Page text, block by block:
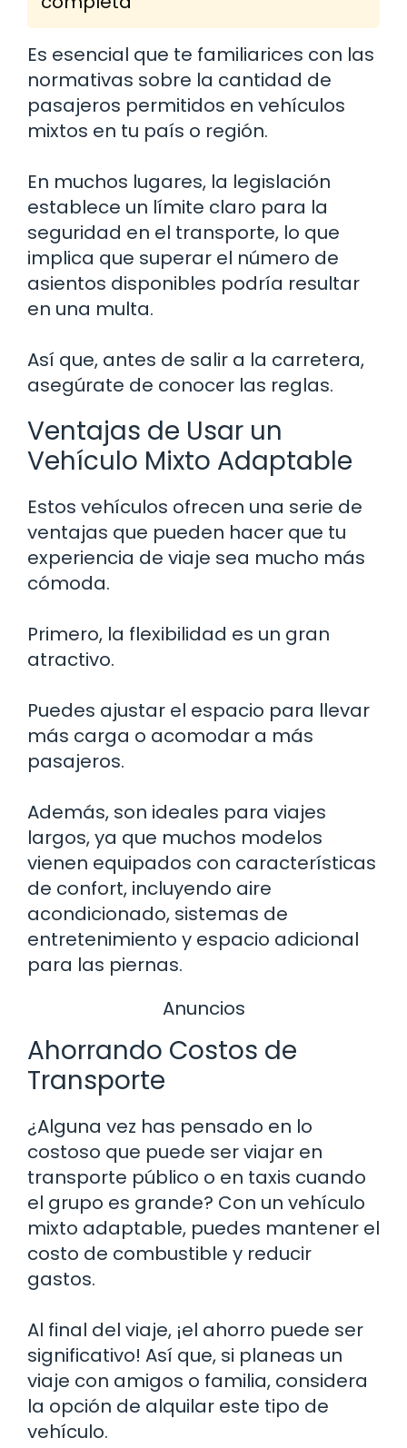
Es esencial que te familiarices con las
normativas sobre la cantidad de
pasajeros permitidos en vehículos
mixtos en tu país o región.
En muchos lugares, la legislación
establece un límite claro para la
seguridad en el transporte, lo que
implica que superar el número de
asientos disponibles podría resultar
en una multa.
Así que, antes de salir a la carretera,
asegúrate de conocer las reglas.
Ventajas de Usar un
Vehículo Mixto Adaptable
Estos vehículos ofrecen una serie de
ventajas que pueden hacer que tu
experiencia de viaje sea mucho más
cómoda.
Primero, la flexibilidad es un gran
atractivo.
Puedes ajustar el espacio para llevar
más carga o acomodar a más
pasajeros.
Además, son ideales para viajes
largos, ya que muchos modelos
vienen equipados con características
de confort, incluyendo aire
acondicionado, sistemas de
entretenimiento y espacio adicional
para las piernas.
Anuncios
Ahorrando Costos de
Transporte
¿Alguna vez has pensado en lo
costoso que puede ser viajar en
transporte público o en taxis cuando
el grupo es grande? Con un vehículo
mixto adaptable, puedes mantener el
costo de combustible y reducir
gastos.
Al final del viaje, ¡el ahorro puede ser
significativo! Así que, si planeas un
viaje con amigos o familia, considera
la opción de alquilar este tipo de
vehículo.